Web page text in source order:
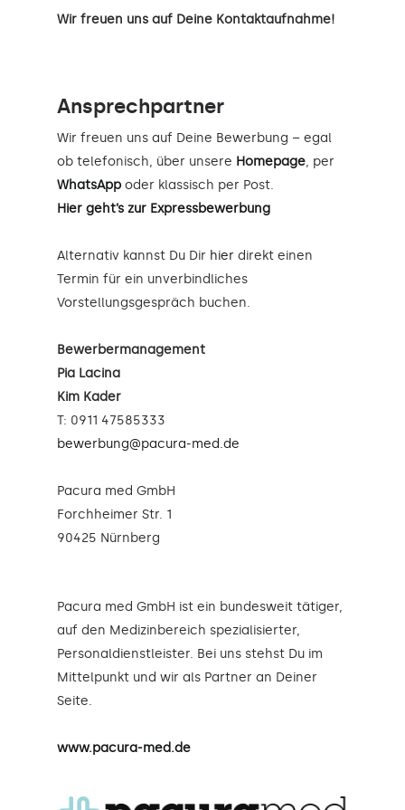
Wir freuen uns auf Deine Kontaktaufnahme!
Ansprechpartner
Wir freuen uns auf Deine Bewerbung – egal
ob telefonisch, über unsere Homepage, per
WhatsApp oder klassisch per Post.
Hier geht’s zur Expressbewerbung
Alternativ kannst Du Dir hier direkt einen
Termin für ein unverbindliches
Vorstellungsgespräch buchen.
Bewerbermanagement
Pia Lacina
Kim Kader
T: 0911 47585333
bewerbung@pacura-med.de
Pacura med GmbH
Forchheimer Str. 1
90425 Nürnberg
Pacura med GmbH ist ein bundesweit tätiger,
auf den Medizinbereich spezialisierter,
Personaldienstleister. Bei uns stehst Du im
Mittelpunkt und wir als Partner an Deiner
Seite.
www.pacura-med.de